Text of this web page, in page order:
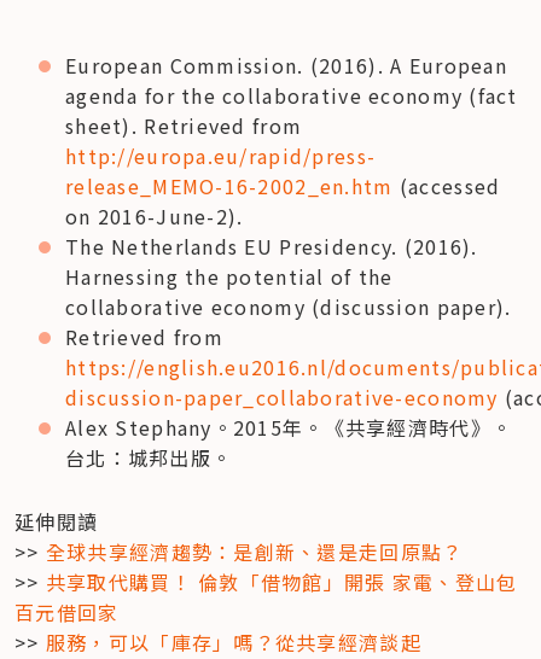
European Commission. (2016). A European
agenda for the collaborative economy (fact
http://europa.eu/rapid/press-
release_MEMO-16-2002_en.htm (accessed
on 2016-June-2).
The Netherlands EU Presidency. (2016).
Harnessing the potential of the
collaborative economy (discussion paper).
https://english.eu2016.nl/documents/
discussion-paper_collaborative-economy
Alex Stephany。2015年。《共享經濟時代》。
台北：城邦出版。
延伸閱讀
>> 全球共享經濟趨勢：是創新、還是走回原點？
>> 共享取代購買！ 倫敦「借物館」開張 家電、登山包
百元借回家
>> 服務，可以「庫存」嗎？從共享經濟談起